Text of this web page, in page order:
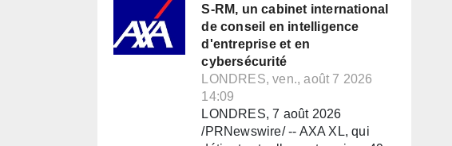
S-RM, un cabinet international
de conseil en intelligence
d'entreprise et en
cybersécurité
LONDRES, ven., août 7 2026
14:09
LONDRES, 7 août 2026
/PRNewswire/ -- AXA XL, qui